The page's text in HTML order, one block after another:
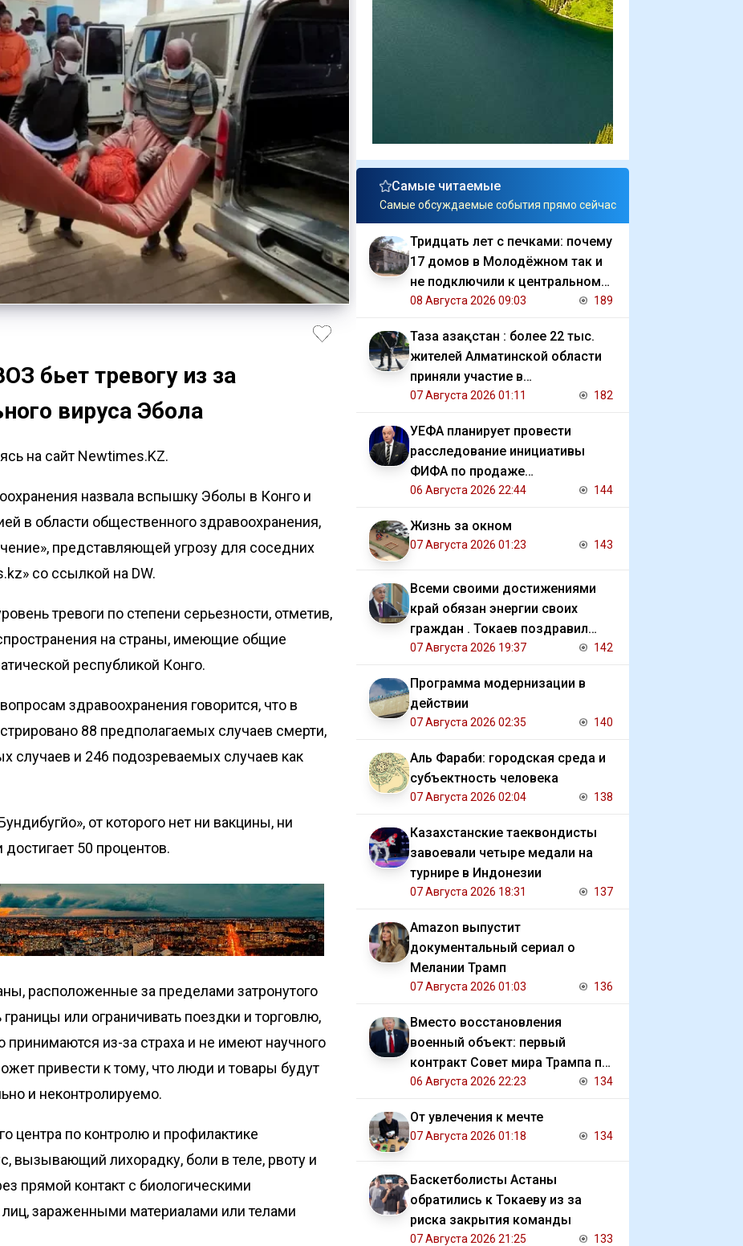
бьет тревогу из за
вируса Эбола
на сайт Newtimes.KZ.
назвала вспышку Эболы в Конго и
в области общественного здравоохранения,
представляющей угрозу для соседних
со ссылкой на DW.
тревоги по степени серьезности, отметив,
на страны, имеющие общие
республикой Конго.
здравоохранения говорится, что в
88 предполагаемых случаев смерти,
случаев и 246 подозреваемых случаев как
от которого нет ни вакцины, ни
50 процентов.
расположенные за пределами затронутого
или ограничивать поездки и торговлю,
из-за страха и не имеют научного
привести к тому, что люди и товары будут
и неконтролируемо.
центра по контролю и профилактике
вызывающий лихорадку, боли в теле, рвоту и
прямой контакт с биологическими
зараженными материалами или телами
Самые читаемые
Самые обсуждаемые события прямо сейчас
Тридцать лет с печками: почему
17 домов в Молодёжном так и
не подключили к центральному
отоплению
08 Августа 2026 09:03 189
Таза Қазақстан : более 22 тыс.
жителей Алматинской области
приняли участие в
экологической акции
07 Августа 2026 01:11 182
УЕФА планирует провести
расследование инициативы
ФИФА по продаже
коммерческих прав на ЧМ
06 Августа 2026 22:44 144
Жизнь за окном
07 Августа 2026 01:23 143
Всеми своими достижениями
край обязан энергии своих
граждан . Токаев поздравил
жителей СКО с 90 летием
07 Августа 2026 19:37 142
Программа модернизации в
действии
07 Августа 2026 02:35 140
Аль Фараби: городская среда и
субъектность человека
07 Августа 2026 02:04 138
Казахстанские таеквондисты
завоевали четыре медали на
турнире в Индонезии
07 Августа 2026 18:31 137
Amazon выпустит
документальный сериал о
Мелании Трамп
07 Августа 2026 01:03 136
Вместо восстановления
военный объект: первый
контракт Совет мира Трампа по
Газе
06 Августа 2026 22:23 134
От увлечения к мечте
07 Августа 2026 01:18 134
Баскетболисты Астаны
обратились к Токаеву из за
риска закрытия команды
07 Августа 2026 21:25 133